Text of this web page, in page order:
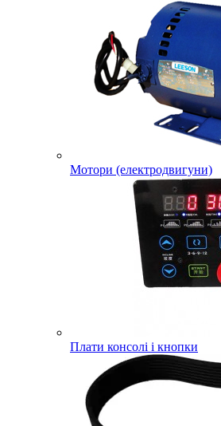
Мотори (електродвигуни)
Плати консолі і кнопки